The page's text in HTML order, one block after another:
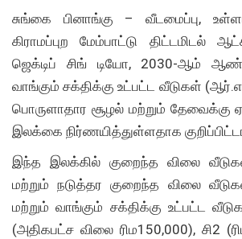
சுங்கை பினாங்கு – வீடமைப்பு,
கிராமப்புற மேம்பாட்டு திட்டமிடல்
ஜெக்டிப் சிங் டியோ, 2030-ஆம்
வாங்கும் சக்திக்கு உட்பட்ட வீடுகள்
பொருளாதார சூழல் மற்றும் தேவைக்கு
இலக்கை நிர்ணயித்துள்ளதாக
இந்த இலக்கில் குறைந்த விலை
மற்றும் நடுத்தர குறைந்த விலை
மற்றும் வாங்கும் சக்திக்கு உட்பட்ட
(அதிகபட்ச விலை ரிம150,000), சி2